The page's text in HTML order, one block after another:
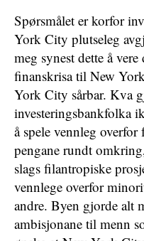
Spørsmålet er korfor
York City plutseleg
meg synest dette å
finanskrisa til New
York City sårbar. Kva
investeringsbankfolka
å spele vennleg
pengane rundt
slags filantropiske
vennlege overfor
andre. Byen gjorde alt
ambisjonane til menn